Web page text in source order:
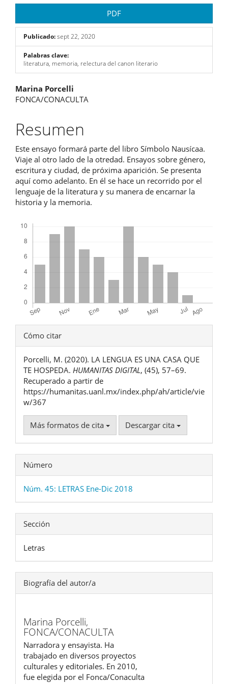
PDF
Publicado:sept 22, 2020
Palabras clave:
literatura, memoria, relectura del canon literario
Contenido
principal
del
artículo
Marina Porcelli
FONCA/CONACULTA
Resumen
Este ensayo formará parte del libro Símbolo Nausícaa.
Viaje al otro lado de la otredad. Ensayos sobre género,
escritura y ciudad, de próxima aparición. Se presenta
aquí como adelanto. En él se hace un recorrido por el
lenguaje de la literatura y su manera de encarnar la
historia y la memoria.
Detalles
del
artículo
Cómo citar
Porcelli, M. (2020). LA LENGUA ES UNA CASA QUE
TE HOSPEDA. HUMANITAS DIGITAL, (45), 57–69.
Recuperado a partir de
https://humanitas.uanl.mx/index.php/ah/article/vie
w/367
Más formatos de cita Descargar cita
Número
Núm. 45: LETRAS Ene-Dic 2018
Sección
Letras
Biografía del autor/a
Marina Porcelli,
FONCA/CONACULTA
Narradora y ensayista. Ha
trabajado en diversos proyectos
culturales y editoriales. En 2010,
fue elegida por el Fonca/Conaculta